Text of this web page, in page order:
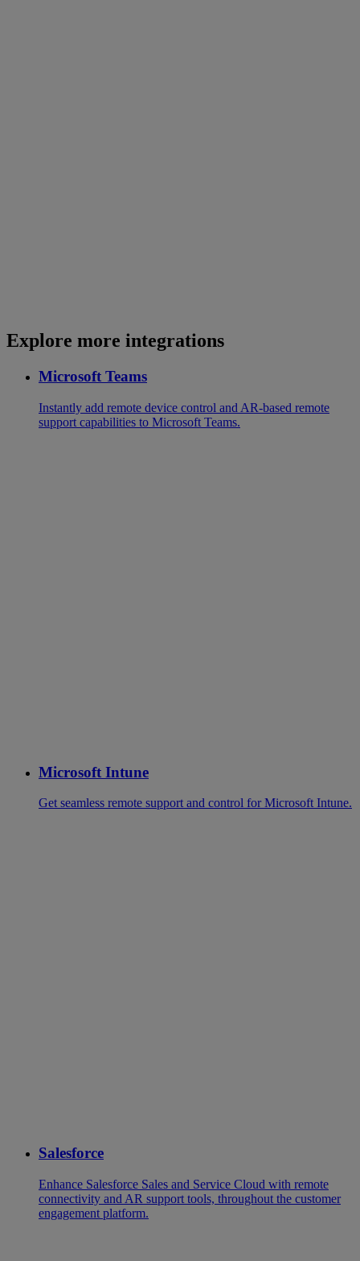
Explore more integrations
Microsoft Teams
Instantly add remote device control and AR-based remote
support capabilities to Microsoft Teams.
Microsoft Intune
Get seamless remote support and control for Microsoft Intune.
Salesforce
Enhance Salesforce Sales and Service Cloud with remote
connectivity and AR support tools, throughout the customer
engagement platform.